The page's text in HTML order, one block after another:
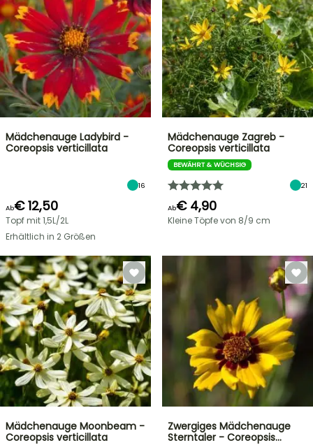
Mädchenauge Ladybird -
Coreopsis verticillata
16
Ab€ 12,50
Topf mit 1,5L/2L
Erhältlich in 2 Größen
Mädchenauge Zagreb -
Coreopsis verticillata
BEWÄHRT & WÜCHSIG
21
Ab€ 4,90
Kleine Töpfe von 8/9 cm
Mädchenauge Moonbeam -
Coreopsis verticillata
Zwergiges Mädchenauge
Sterntaler - Coreopsis…